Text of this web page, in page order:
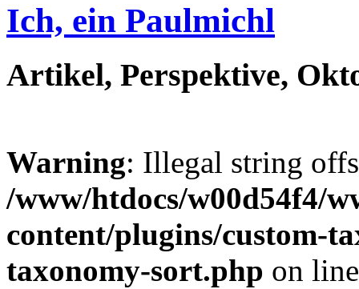
Ich, ein Paulmichl
Artikel, Perspektive,
Warning: Illegal string
/www/htdocs/w00d54f4/
content/plugins/custom-
taxonomy-sort.php on